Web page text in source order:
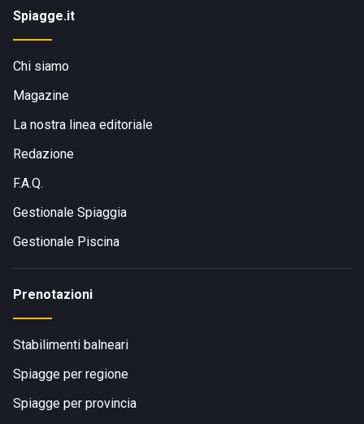
Spiagge.it
Chi siamo
Magazine
La nostra linea editoriale
Redazione
F.A.Q.
Gestionale Spiaggia
Gestionale Piscina
Prenotazioni
Stabilimenti balneari
Spiagge per regione
Spiagge per provincia